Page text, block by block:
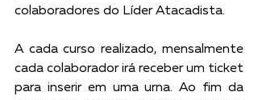
colaboradores do Líder Atacadista.
A cada curso realizado, mensalmente
cada colaborador irá receber um ticket
para inserir em uma urna. Ao fim da